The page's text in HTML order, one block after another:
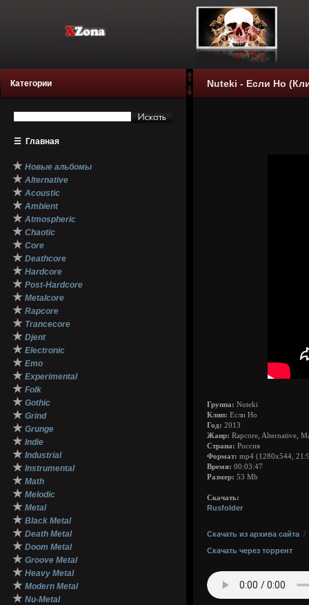
Категории
☰ Главная
★ Новые альбомы
★ Alternative
★ Acoustic
★ Ambient
★ Atmospheric
★ Chaotic
★ Core
★ Deathcore
★ Hardcore
★ Post-Hardcore
★ Metalcore
★ Rapcore
★ Trancecore
★ Djent
★ Electronic
★ Emo
★ Experimental
★ Folk
★ Gothic
★ Grind
★ Grunge
★ Indie
★ Industrial
★ Instrumental
★ Math
★ Melodic
★ Metal
★ Black Metal
★ Death Metal
★ Doom Metal
★ Groove Metal
★ Heavy Metal
★ Modern Metal
★ Nu-Metal
Nuteki - Если Но
Группа: Nuteki
Клип: Если Но
Год: 2013
Жанр: Rapcore, Alternative,
Страна: Россия
Формат: mp4 (1280x544,
Время: 00:03:47
Размер: 53 Mb
Скачать:
Rusfolder
Скачать из архива сайта /
Скачать через торрент